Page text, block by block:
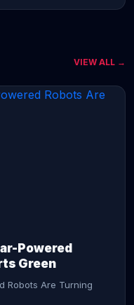
VIEW ALL →
Powered
Green
Robots Are Turning